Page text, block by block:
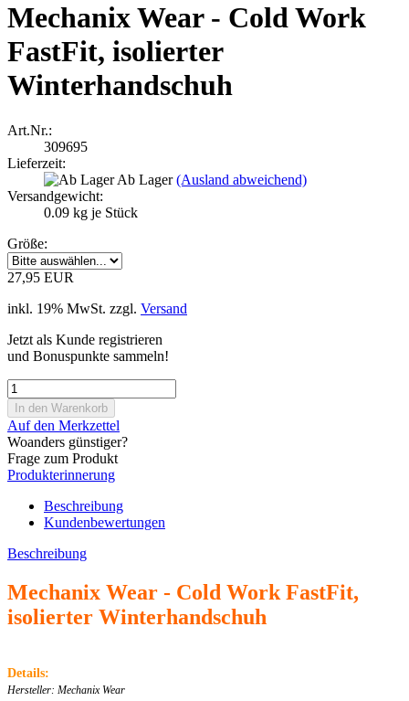
Mechanix Wear - Cold Work
FastFit, isolierter
Winterhandschuh
Art.Nr.:
309695
Lieferzeit:
Ab Lager(Ausland abweichend)
Versandgewicht:
0.09 kg je Stück
Größe:
27,95 EUR
inkl. 19% MwSt. zzgl. Versand
Jetzt als Kunde registrieren
und Bonuspunkte sammeln!
Auf den Merkzettel
Woanders günstiger?
Frage zum Produkt
Produkterinnerung
Beschreibung
Kundenbewertungen
Beschreibung
Mechanix Wear - Cold Work FastFit,
isolierter Winterhandschuh
Details:
Hersteller: Mechanix Wear